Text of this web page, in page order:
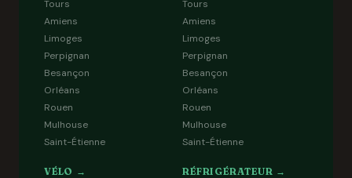
Tours
Amiens
Limoges
Perpignan
Besançon
Orléans
Rouen
Mulhouse
Saint-Étienne
Tours
Amiens
Limoges
Perpignan
Besançon
Orléans
Rouen
Mulhouse
Saint-Étienne
VÉLO → RÉFRIGÉRATEUR →